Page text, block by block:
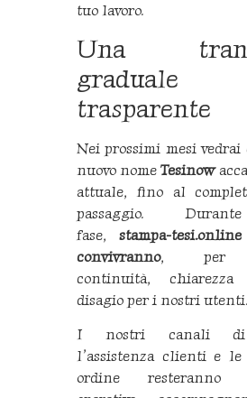
tuo lavoro.
Una
trasparente
Nei prossimi mesi
nuovo nomeTesinow
attuale, fino al
passaggio.
fase,stampa-
convivranno, per
continuità,
disagio per i nostri utenti.
I nostri canali di
l’assistenza clienti e
ordine resteranno